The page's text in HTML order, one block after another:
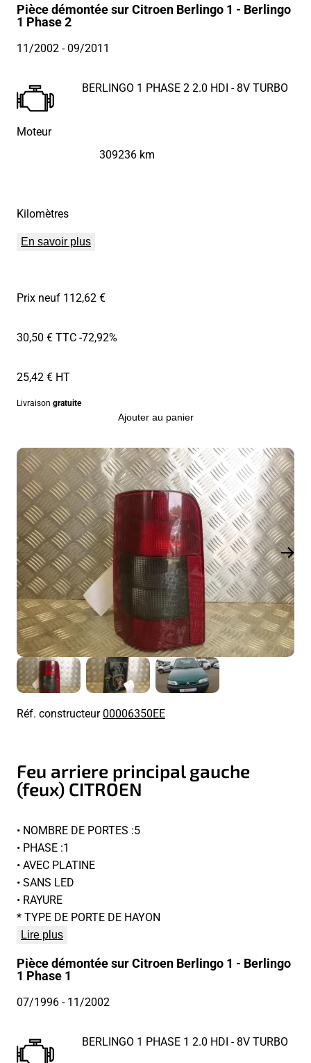
Pièce démontée sur Citroen Berlingo 1 - Berlingo
1 Phase 2
11/2002- 09/2011
Moteur
BERLINGO 1 PHASE 2 2.0 HDI - 8V TURBO
Kilomètres
309236 km
En savoir plus
Prix neuf 112,62 €
30,50 € TTC-72,92%
25,42 € HT
Livraison gratuite
Ajouter au panier
Réf. constructeur00006350EE
Feu arriere principal gauche
(feux) CITROEN
• NOMBRE DE PORTES :5
• PHASE :1
• AVEC PLATINE
• SANS LED
• RAYURE
* TYPE DE PORTE DE HAYON
Lire plus
Pièce démontée sur Citroen Berlingo 1 - Berlingo
1 Phase 1
07/1996- 11/2002
BERLINGO 1 PHASE 1 2.0 HDI - 8V TURBO